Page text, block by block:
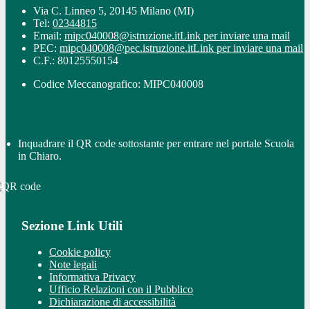
Via C. Linneo 5, 20145 Milano (MI)
Tel: 02344815
Email: mipc040008@istruzione.itLink per inviare una mail
PEC: mipc040008@pec.istruzione.itLink per inviare una mail
C.F.: 80125550154
Codice Meccanografico: MIPC040008
Inquadrare il QR code sottostante per entrare nel portale Scuola
in Chiaro.
Sezione Link Utili
Cookie policy
Note legali
Informativa Privacy
Ufficio Relazioni con il Pubblico
Dichiarazione di accessibilità